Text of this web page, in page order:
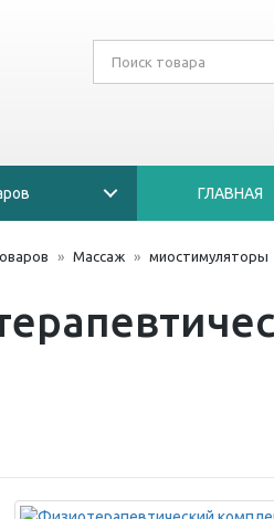
ГЛАВНАЯ
Массаж миостимуляторы